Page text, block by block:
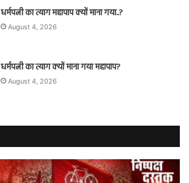
धर्मपत्नी का त्याग महापाप क्यों माना गया..?
August 4, 2026
धर्मपत्नी का त्याग क्यों माना गया महापाप?
August 4, 2026